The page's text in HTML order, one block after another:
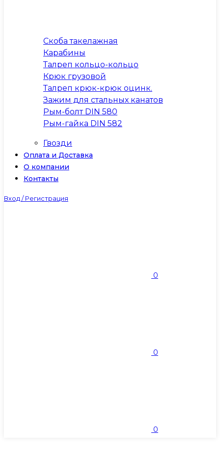
Скоба такелажная
Карабины
Талреп кольцо-кольцо
Крюк грузовой
Талреп крюк-крюк оцинк.
Зажим для стальных канатов
Рым-болт DIN 580
Рым-гайка DIN 582
Гвозди
Оплата и Доставка
О компании
Контакты
Вход / Регистрация
0
0
0